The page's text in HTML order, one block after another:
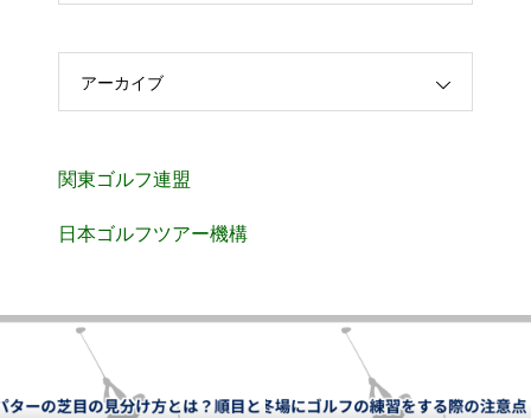
アーカイブ
関東ゴルフ連盟
日本ゴルフツアー機構